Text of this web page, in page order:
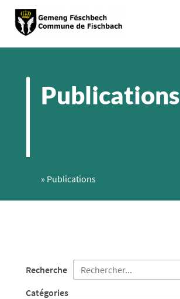
Publications
» Publications
Recherche
Catégories